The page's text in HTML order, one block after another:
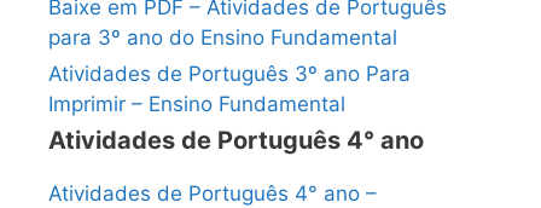
Baixe em PDF – Atividades de Português
para 3º ano do Ensino Fundamental
Atividades de Português 3º ano Para
Imprimir – Ensino Fundamental
Atividades de Português 4° ano
Atividades de Português 4° ano –